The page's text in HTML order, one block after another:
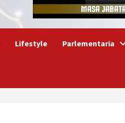
Lifestyle Parlementaria